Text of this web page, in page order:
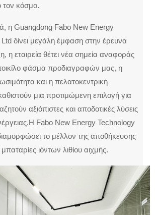
κόσμο.
η Guangdong Fabo New Energy
δίνει μεγάλη έμφαση στην έρευνα
η εταιρεία θέτει νέα σημεία αναφοράς
φάσμα προδιαγραφών μας, η
και η πελατοκεντρική
μια προτιμώμενη επιλογή για
αξιόπιστες και αποδοτικές λύσεις
Fabo New Energy Technology
το μέλλον της αποθήκευσης
μπαταρίες ιόντων λιθίου αιχμής.